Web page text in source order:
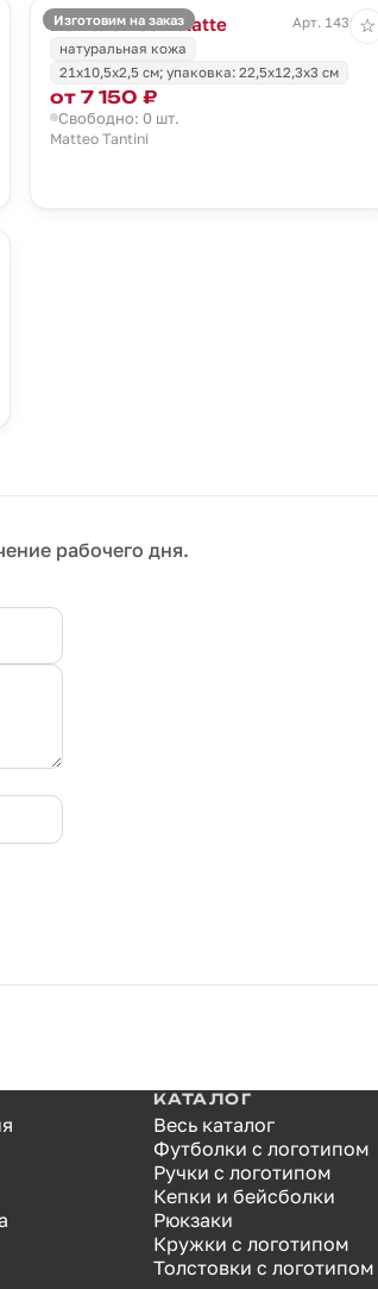
Изготовим на заказ
Кошелек Caffelatte
Арт. 1430.10
натуральная кожа
21х10,5х2,5 см; упаковка: 22,5х12,3х3 см
от 7 150 ₽
Свободно: 0 шт.
Matteo Tantini
☆
рабочего дня.
КАТАЛОГ
Весь каталог
Футболки с логотипом
Ручки с логотипом
Кепки и бейсболки
Рюкзаки
Кружки с логотипом
Толстовки с логотипом